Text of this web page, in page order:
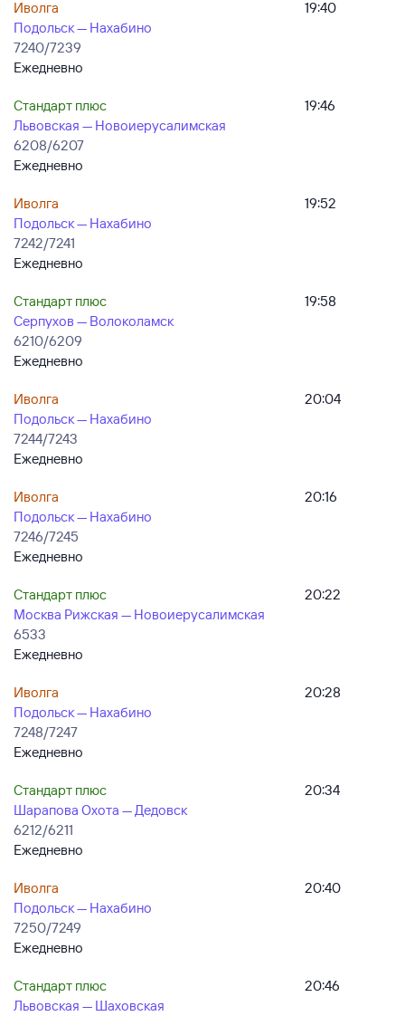
Иволга
Подольск — Нахабино
7240/7239
Ежедневно
19:40
Стандарт плюс
Львовская — Новоиерусалимская
6208/6207
Ежедневно
19:46
Иволга
Подольск — Нахабино
7242/7241
Ежедневно
19:52
Стандарт плюс
Серпухов — Волоколамск
6210/6209
Ежедневно
19:58
Иволга
Подольск — Нахабино
7244/7243
Ежедневно
20:04
Иволга
Подольск — Нахабино
7246/7245
Ежедневно
20:16
Стандарт плюс
Москва Рижская — Новоиерусалимская
6533
Ежедневно
20:22
Иволга
Подольск — Нахабино
7248/7247
Ежедневно
20:28
Стандарт плюс
Шарапова Охота — Дедовск
6212/6211
Ежедневно
20:34
Иволга
Подольск — Нахабино
7250/7249
Ежедневно
20:40
Стандарт плюс
Львовская — Шаховская
20:46